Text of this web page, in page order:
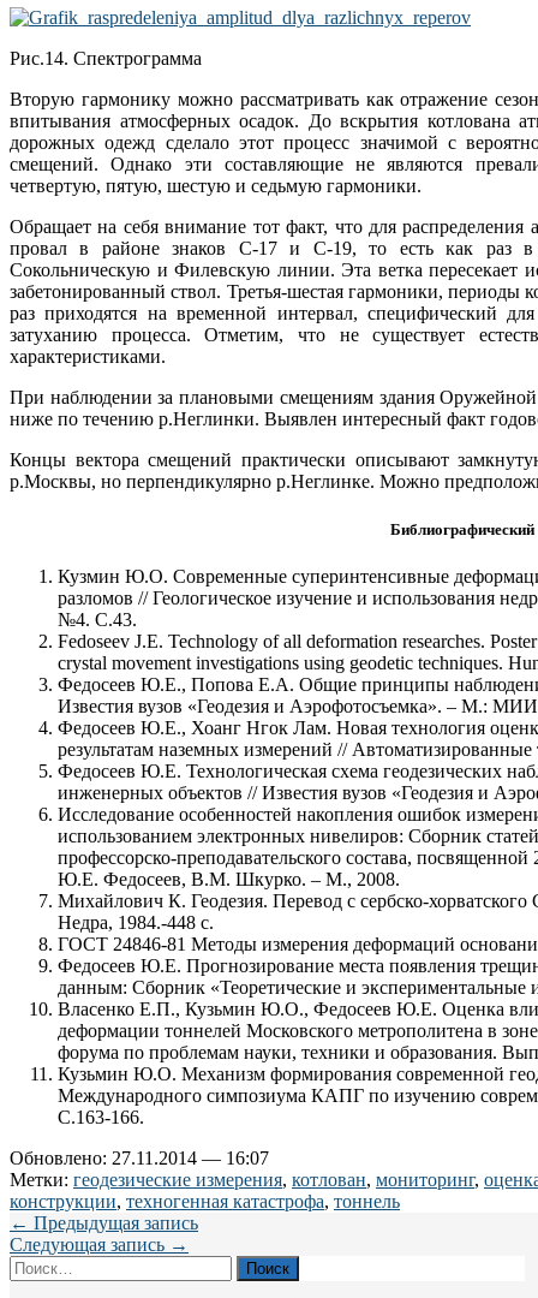
Рис.14. Спектрограмма
Вторую гармонику можно рассматривать как отражение
впитывания атмосферных осадок. До вскрытия котлована
дорожных одежд сделало этот процесс значимой с
смещений. Однако эти составляющие не являются
четвертую, пятую, шестую и седьмую гармоники.
Обращает на себя внимание тот факт, что для
провал в районе знаков С-17 и С-19, то есть как раз в
Сокольническую и Филевскую линии. Эта ветка пересекает
забетонированный ствол. Третья-шестая гармоники, периоды
раз приходятся на временной интервал, специфический
затуханию процесса. Отметим, что не существует
характеристиками.
При наблюдении за плановыми смещениям здания
ниже по течению р.Неглинки. Выявлен интересный факт
Концы вектора смещений практически описывают
р.Москвы, но перпендикулярно р.Неглинке. Можно
Библиографический
Кузмин Ю.О. Современные суперинтенсивные
разломов // Геологическое изучение и использования
№4. С.43.
Fedoseev J.E. Technology of all deformation researches.
crystal movement investigations using geodetic techniques.
Федосеев Ю.Е., Попова Е.А. Общие принципы
Известия вузов «Геодезия и Аэрофотосъемка». – М.:
Федосеев Ю.Е., Хоанг Нгок Лам. Новая технология
результатам наземных измерений //
Федосеев Ю.Е. Технологическая схема геодезических
инженерных объектов // Известия вузов «Геодезия и
Исследование особенностей накопления ошибок
использованием электронных нивелиров: Сборник
профессорско-преподавательского состава,
Ю.Е. Федосеев, В.М. Шкурко. – М., 2008.
Михайлович К. Геодезия. Перевод с сербско-
Недра, 1984.-448 с.
ГОСТ 24846-81 Методы измерения деформаций
Федосеев Ю.Е. Прогнозирование места появления
данным: Сборник «Теоретические и
Власенко Е.П., Кузьмин Ю.О., Федосеев Ю.Е. Оценка
деформации тоннелей Московского метрополитена в
форума по проблемам науки, техники и образования.
Кузьмин Ю.О. Механизм формирования современной
Международного симпозиума КАПГ по изучению
С.163-166.
Обновлено: 27.11.2014 — 16:07
Метки: геодезические измерения, котлован, мониторинг,
конструкции, техногенная катастрофа, тоннель
← Предыдущая запись
Следующая запись →
Найти: